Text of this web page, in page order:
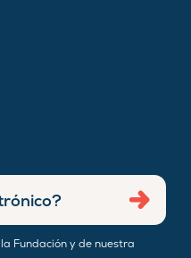
Fundación y de nuestra
Enviar